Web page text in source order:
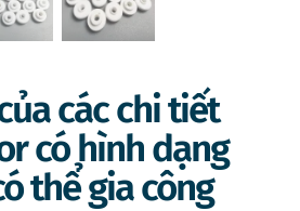
các chi tiết
có hình dạng
thể gia công